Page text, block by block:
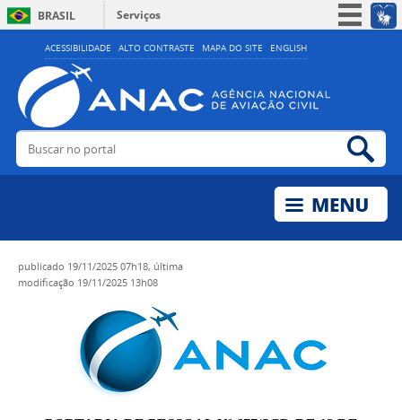
ACESSIBILIDADE ALTO CONTRASTE MAPA DO SITE ENGLISH
BRASIL
Serviços
Simplifique!
Acesso à informação
Legislação
Buscar no portal
publicado 19/11/2025 07h18, última
modificação 19/11/2025 13h08